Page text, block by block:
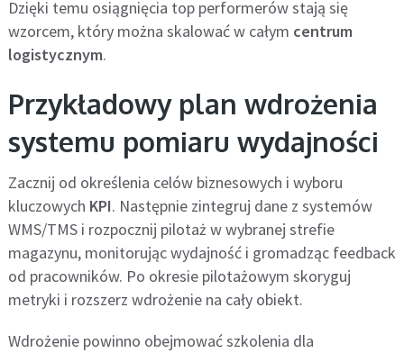
Dzięki temu osiągnięcia top performerów stają się
wzorcem, który można skalować w całym centrum
logistycznym.
Przykładowy plan wdrożenia
systemu pomiaru wydajności
Zacznij od określenia celów biznesowych i wyboru
kluczowych KPI. Następnie zintegruj dane z systemów
WMS/TMS i rozpocznij pilotaż w wybranej strefie
magazynu, monitorując wydajność i gromadząc feedback
od pracowników. Po okresie pilotażowym skoryguj
metryki i rozszerz wdrożenie na cały obiekt.
Wdrożenie powinno obejmować szkolenia dla